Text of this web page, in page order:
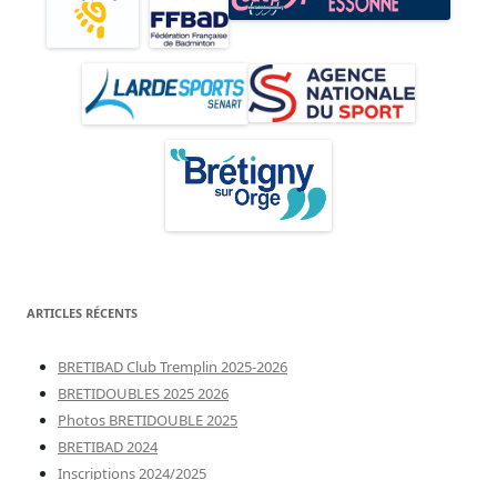
ARTICLES RÉCENTS
BRETIBAD Club Tremplin 2025-2026
BRETIDOUBLES 2025 2026
Photos BRETIDOUBLE 2025
BRETIBAD 2024
Inscriptions 2024/2025